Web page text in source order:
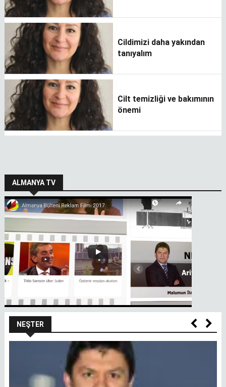
Cildimizi daha yakından
tanıyalım
Cilt temizliği ve bakımının
önemi
ALMANYA TV
NEŞTER